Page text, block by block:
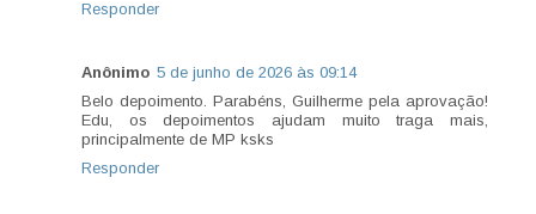
Responder
Anônimo 5 de junho de 2026 às 09:14
Belo depoimento. Parabéns, Guilherme pela aprovação!
Edu, os depoimentos ajudam muito traga mais,
principalmente de MP ksks
Responder